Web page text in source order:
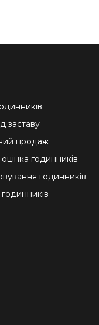
заставу
продаж
годинників
годинників